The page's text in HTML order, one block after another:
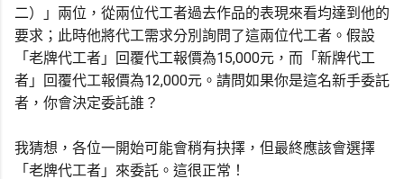
二）」兩位，從兩位代工者過去作品的表現來看均達到他的
要求；此時他將代工需求分別詢問了這兩位代工者。假設
「老牌代工者」回覆代工報價為15,000元，而「新牌代工
者」回覆代工報價為12,000元。請問如果你是這名新手委託
者，你會決定委託誰？
我猜想，各位一開始可能會稍有抉擇，但最終應該會選擇
「老牌代工者」來委託。這很正常！